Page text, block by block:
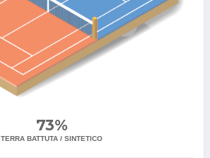
73%
TERRA BATTUTA / SINTETICO